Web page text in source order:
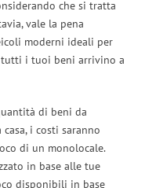
che si tratta
vale la pena
moderni ideali per
tutti i tuoi beni arrivino a
di beni da
i costi saranno
di un monolocale.
in base alle tue
disponibili in base